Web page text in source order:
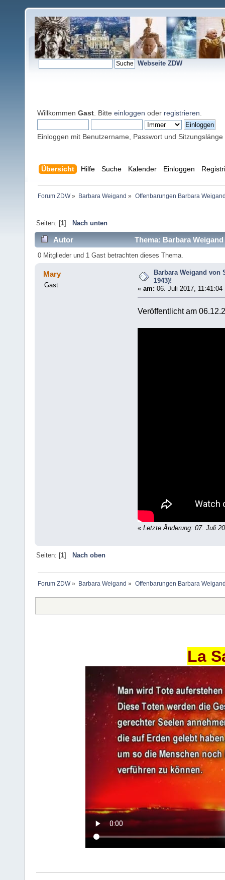
Webseite ZDW
Willkommen Gast . Bitte einloggen oder registrieren
Einloggen mit Benutzername, Passwort und Sitzungslänge
Übersicht Hilfe Suche Kalender Einloggen
Forum ZDW» Barbara Weigand » Offenbarungen Barbara
Seiten: [1] Nach unten
Autor Thema: Barbara
0 Mitglieder und 1 Gast betrachten dieses Thema.
Mary
Gast
Barbara Weigand von
1943)!
« am: 06. Juli 2017, 11:41:04
Veröffentlicht am
« Letzte Änderung: 07. Juli
Seiten: [1] Nach oben
Forum ZDW» Barbara Weigand » Offenbarungen Barbara
La